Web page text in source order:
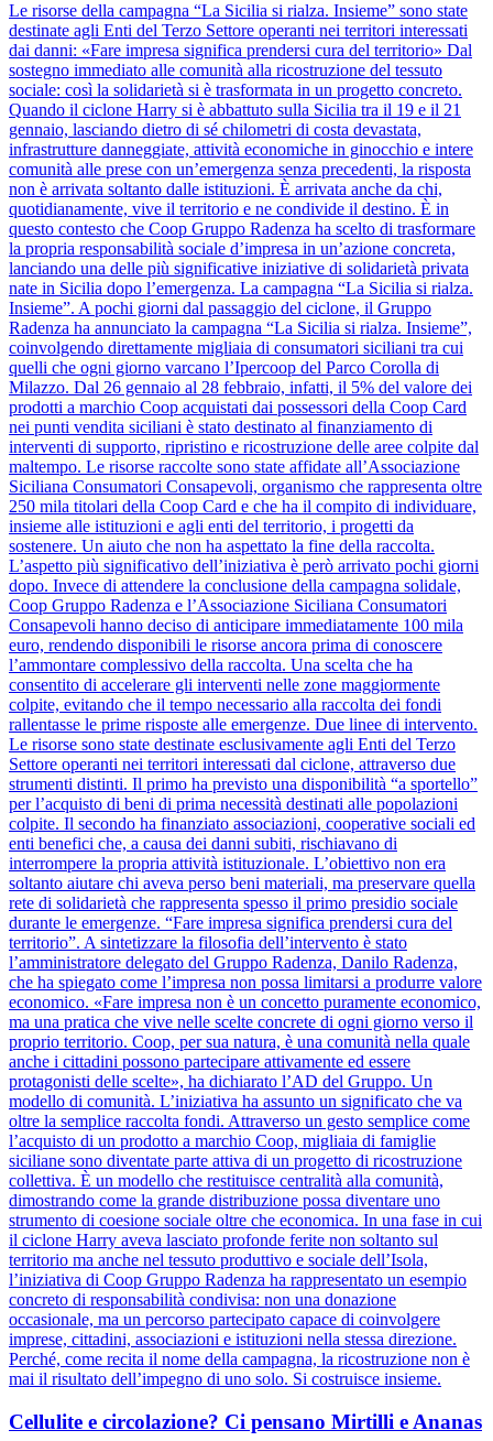
Le risorse della campagna “La Sicilia si rialza. Insieme” sono state
destinate agli Enti del Terzo Settore operanti nei territori interessati
dai danni: «Fare impresa significa prendersi cura del territorio» Dal
sostegno immediato alle comunità alla ricostruzione del tessuto
sociale: così la solidarietà si è trasformata in un progetto concreto.
Quando il ciclone Harry si è abbattuto sulla Sicilia tra il 19 e il 21
gennaio, lasciando dietro di sé chilometri di costa devastata,
infrastrutture danneggiate, attività economiche in ginocchio e intere
comunità alle prese con un’emergenza senza precedenti, la risposta
non è arrivata soltanto dalle istituzioni. È arrivata anche da chi,
quotidianamente, vive il territorio e ne condivide il destino. È in
questo contesto che Coop Gruppo Radenza ha scelto di trasformare
la propria responsabilità sociale d’impresa in un’azione concreta,
lanciando una delle più significative iniziative di solidarietà privata
nate in Sicilia dopo l’emergenza. La campagna “La Sicilia si rialza.
Insieme”. A pochi giorni dal passaggio del ciclone, il Gruppo
Radenza ha annunciato la campagna “La Sicilia si rialza. Insieme”,
coinvolgendo direttamente migliaia di consumatori siciliani tra cui
quelli che ogni giorno varcano l’Ipercoop del Parco Corolla di
Milazzo. Dal 26 gennaio al 28 febbraio, infatti, il 5% del valore dei
prodotti a marchio Coop acquistati dai possessori della Coop Card
nei punti vendita siciliani è stato destinato al finanziamento di
interventi di supporto, ripristino e ricostruzione delle aree colpite dal
maltempo. Le risorse raccolte sono state affidate all’Associazione
Siciliana Consumatori Consapevoli, organismo che rappresenta oltre
250 mila titolari della Coop Card e che ha il compito di individuare,
insieme alle istituzioni e agli enti del territorio, i progetti da
sostenere. Un aiuto che non ha aspettato la fine della raccolta.
L’aspetto più significativo dell’iniziativa è però arrivato pochi giorni
dopo. Invece di attendere la conclusione della campagna solidale,
Coop Gruppo Radenza e l’Associazione Siciliana Consumatori
Consapevoli hanno deciso di anticipare immediatamente 100 mila
euro, rendendo disponibili le risorse ancora prima di conoscere
l’ammontare complessivo della raccolta. Una scelta che ha
consentito di accelerare gli interventi nelle zone maggiormente
colpite, evitando che il tempo necessario alla raccolta dei fondi
rallentasse le prime risposte alle emergenze. Due linee di intervento.
Le risorse sono state destinate esclusivamente agli Enti del Terzo
Settore operanti nei territori interessati dal ciclone, attraverso due
strumenti distinti. Il primo ha previsto una disponibilità “a sportello”
per l’acquisto di beni di prima necessità destinati alle popolazioni
colpite. Il secondo ha finanziato associazioni, cooperative sociali ed
enti benefici che, a causa dei danni subiti, rischiavano di
interrompere la propria attività istituzionale. L’obiettivo non era
soltanto aiutare chi aveva perso beni materiali, ma preservare quella
rete di solidarietà che rappresenta spesso il primo presidio sociale
durante le emergenze. “Fare impresa significa prendersi cura del
territorio”. A sintetizzare la filosofia dell’intervento è stato
l’amministratore delegato del Gruppo Radenza, Danilo Radenza,
che ha spiegato come l’impresa non possa limitarsi a produrre valore
economico. «Fare impresa non è un concetto puramente economico,
ma una pratica che vive nelle scelte concrete di ogni giorno verso il
proprio territorio. Coop, per sua natura, è una comunità nella quale
anche i cittadini possono partecipare attivamente ed essere
protagonisti delle scelte», ha dichiarato l’AD del Gruppo. Un
modello di comunità. L’iniziativa ha assunto un significato che va
oltre la semplice raccolta fondi. Attraverso un gesto semplice come
l’acquisto di un prodotto a marchio Coop, migliaia di famiglie
siciliane sono diventate parte attiva di un progetto di ricostruzione
collettiva. È un modello che restituisce centralità alla comunità,
dimostrando come la grande distribuzione possa diventare uno
strumento di coesione sociale oltre che economica. In una fase in cui
il ciclone Harry aveva lasciato profonde ferite non soltanto sul
territorio ma anche nel tessuto produttivo e sociale dell’Isola,
l’iniziativa di Coop Gruppo Radenza ha rappresentato un esempio
concreto di responsabilità condivisa: non una donazione
occasionale, ma un percorso partecipato capace di coinvolgere
imprese, cittadini, associazioni e istituzioni nella stessa direzione.
Perché, come recita il nome della campagna, la ricostruzione non è
mai il risultato dell’impegno di uno solo. Si costruisce insieme.
Cellulite e circolazione? Ci pensano Mirtilli e Ananas